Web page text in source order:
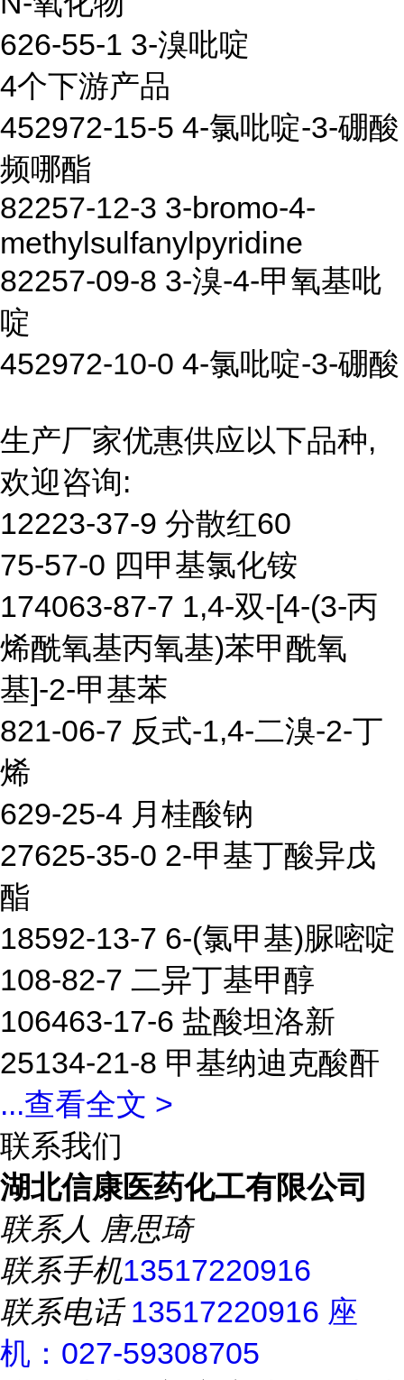
626-55-1 3-溴吡啶
4个下游产品
452972-15-5 4-氯吡啶-3-硼酸
频哪酯
82257-12-3 3-bromo-4-
methylsulfanylpyridine
82257-09-8 3-溴-4-甲氧基吡
啶
452972-10-0 4-氯吡啶-3-硼酸
生产厂家优惠供应以下品种,
欢迎咨询:
12223-37-9 分散红60
75-57-0 四甲基氯化铵
174063-87-7 1,4-双-[4-(3-丙
烯酰氧基丙氧基)苯甲酰氧
基]-2-甲基苯
821-06-7 反式-1,4-二溴-2-丁
烯
629-25-4 月桂酸钠
27625-35-0 2-甲基丁酸异戊
酯
18592-13-7 6-(氯甲基)脲嘧啶
108-82-7 二异丁基甲醇
106463-17-6 盐酸坦洛新
25134-21-8 甲基纳迪克酸酐
...查看全文 >
联系我们
湖北信康医药化工有限公司
联系人 唐思琦
联系手机13517220916
联系电话13517220916 座
机：027-59308705